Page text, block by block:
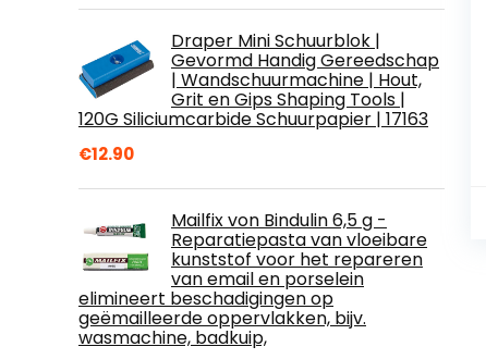
Draper Mini Schuurblok |
Gevormd Handig Gereedschap
| Wandschuurmachine | Hout,
Grit en Gips Shaping Tools |
120G Siliciumcarbide Schuurpapier | 17163
€12.90
Mailfix von Bindulin 6,5 g -
Reparatiepasta van vloeibare
kunststof voor het repareren
van email en porselein
elimineert beschadigingen op
geëmailleerde oppervlakken, bijv.
wasmachine, badkuip,